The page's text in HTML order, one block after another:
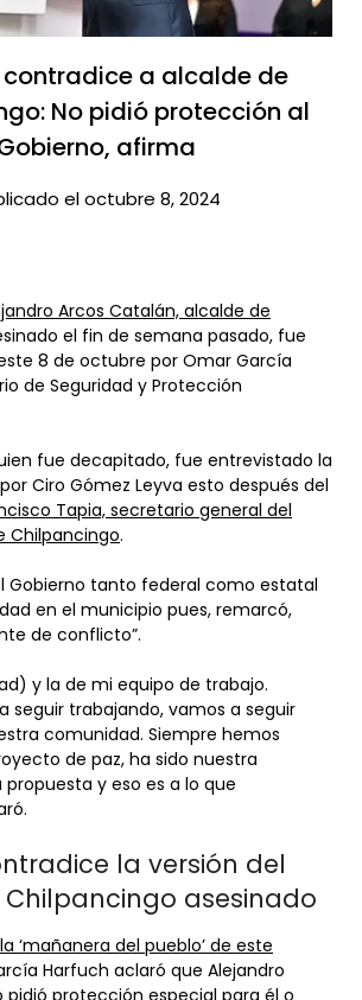
contradice a alcalde de
No pidió protección al
afirma​
el octubre 8, 2024
Arcos Catalán, alcalde de
el fin de semana pasado, fue
8 de octubre por Omar García
de Seguridad y Protección
fue decapitado, fue entrevistado la
Ciro Gómez Leyva esto después del
Tapia, secretario general del
Chilpancingo.
Gobierno tanto federal como estatal
en el municipio pues, remarcó,
de conflicto”.
y la de mi equipo de trabajo.
seguir trabajando, vamos a seguir
comunidad. Siempre hemos
de paz, ha sido nuestra
y eso es a lo que
la versión del
asesinado
‘mañanera del pueblo’ de este
Harfuch aclaró que Alejandro